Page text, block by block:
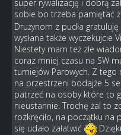
super rywalizację i dobrą
sobie bo trzeba pamiętać
Drużynom z pudła
wysłana także wyczekujcie
Niestety mam też złe
coraz mniej czasu na SW
turniejów Parowych. Z
na przestrzeni bodajże 5
patrzeć na osoby które to
nieustannie. Trochę żal to
rozkręciło, na początku na
się udało załatwić